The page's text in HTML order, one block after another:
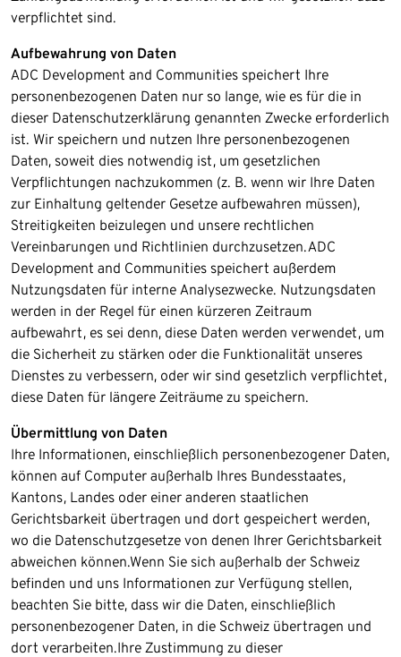
verpflichtet sind.
Aufbewahrung von Daten
ADC Development and Communities speichert Ihre
personenbezogenen Daten nur so lange, wie es für die in
dieser Datenschutzerklärung genannten Zwecke erforderlich
ist. Wir speichern und nutzen Ihre personenbezogenen
Daten, soweit dies notwendig ist, um gesetzlichen
Verpflichtungen nachzukommen (z. B. wenn wir Ihre Daten
zur Einhaltung geltender Gesetze aufbewahren müssen),
Streitigkeiten beizulegen und unsere rechtlichen
Vereinbarungen und Richtlinien durchzusetzen.​ADC
Development and Communities speichert außerdem
Nutzungsdaten für interne Analysezwecke. Nutzungsdaten
werden in der Regel für einen kürzeren Zeitraum
aufbewahrt, es sei denn, diese Daten werden verwendet, um
die Sicherheit zu stärken oder die Funktionalität unseres
Dienstes zu verbessern, oder wir sind gesetzlich verpflichtet,
diese Daten für längere Zeiträume zu speichern.
Übermittlung von Daten
Ihre Informationen, einschließlich personenbezogener Daten,
können auf Computer außerhalb Ihres Bundesstaates,
Kantons, Landes oder einer anderen staatlichen
Gerichtsbarkeit übertragen und dort gespeichert werden,
wo die Datenschutzgesetze von denen Ihrer Gerichtsbarkeit
abweichen können.​Wenn Sie sich außerhalb der Schweiz
befinden und uns Informationen zur Verfügung stellen,
beachten Sie bitte, dass wir die Daten, einschließlich
personenbezogener Daten, in die Schweiz übertragen und
dort verarbeiten.​Ihre Zustimmung zu dieser